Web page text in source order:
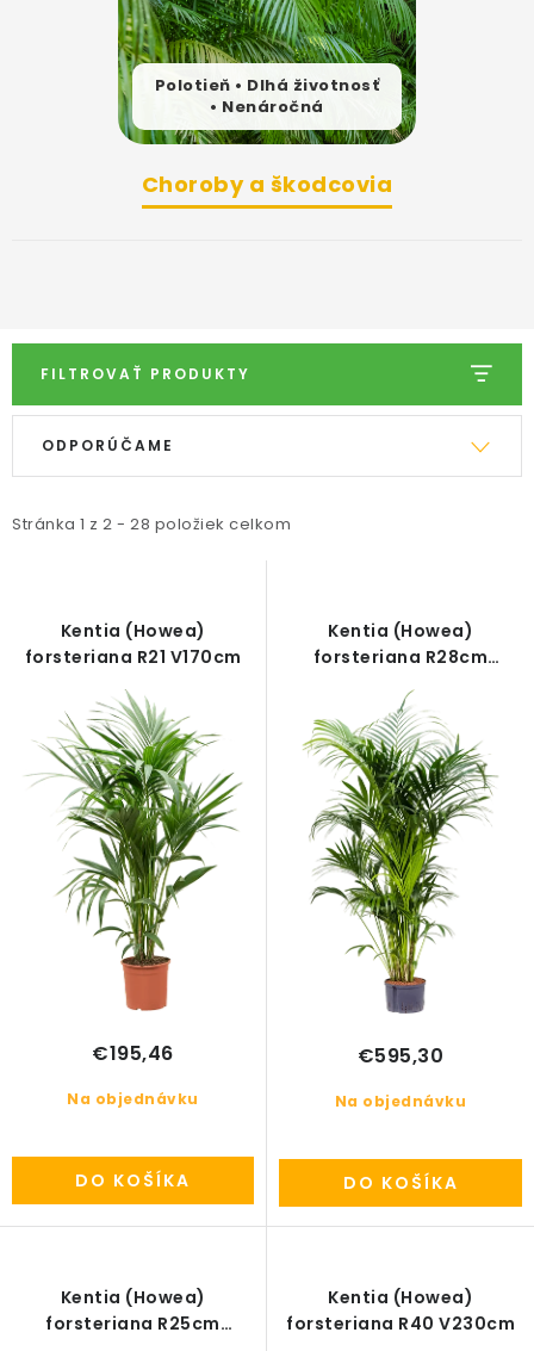
Polotieň • Dlhá životnosť
• Nenáročná
Choroby a škodcovia
FILTROVAŤ PRODUKTY
V
i
o
Stránka 1 z 2 - 28 položiek celkom
R
e
p
d
ODPORÚČAME
Kentia (Howea)
forsteriana R21 V170cm
Na objednávku
€195,46
DO KOŠÍKA
Kentia (Howea)
forsteriana R28cm
Na objednávku
€595,30
DO KOŠÍKA
Kentia (Howea)
forsteriana R25cm
Kentia (Howea)
forsteriana R40 V230cm